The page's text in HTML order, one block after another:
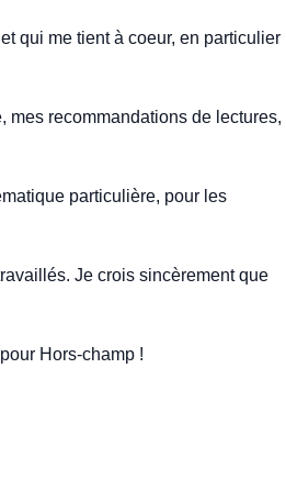
qui me tient à coeur, en particulier
mes recommandations de lectures,
particulière, pour les
Je crois sincèrement que
Hors-champ !